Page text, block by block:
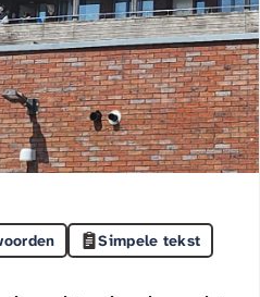
Simpele tekst